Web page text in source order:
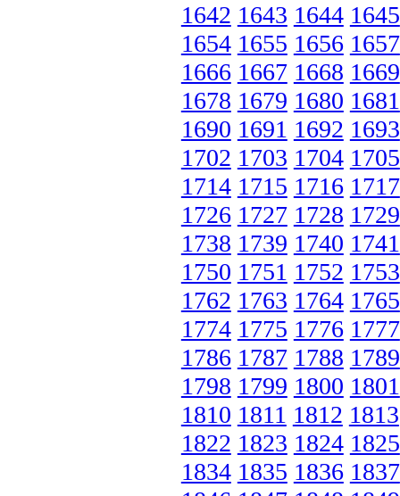
1642 1643 1644 1645
1654 1655 1656 1657
1666 1667 1668 1669
1678 1679 1680 1681
1690 1691 1692 1693
1702 1703 1704 1705
1714 1715 1716 1717
1726 1727 1728 1729
1738 1739 1740 1741
1750 1751 1752 1753
1762 1763 1764 1765
1774 1775 1776 1777
1786 1787 1788 1789
1798 1799 1800 1801
1810 1811 1812 1813
1822 1823 1824 1825
1834 1835 1836 1837